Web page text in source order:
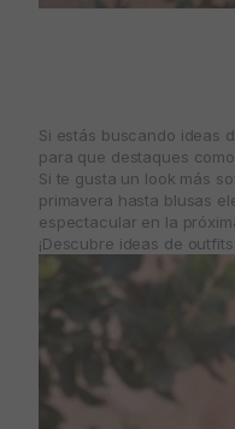
Si estás buscando ideas
para que destaques
Si te gusta un look más
primavera hasta blusas
espectacular en la
¡Descubre ideas de